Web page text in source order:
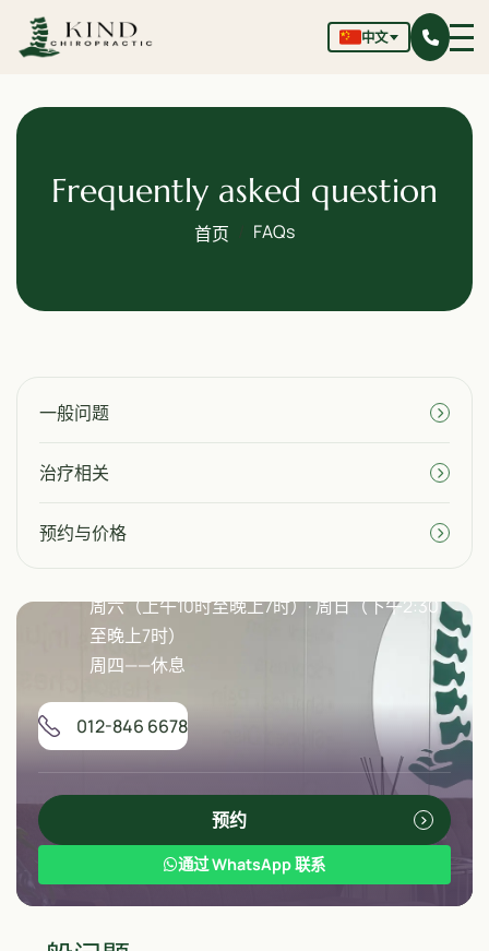
中文
Frequently asked question
首页 FAQs
一般问题
治疗相关
预约与价格营业时间
周六（上午10时至晚上7时）· 周日（下午2:30
至晚上7时）
周四——休息
012-846 6678
预约
通过 WhatsApp 联系